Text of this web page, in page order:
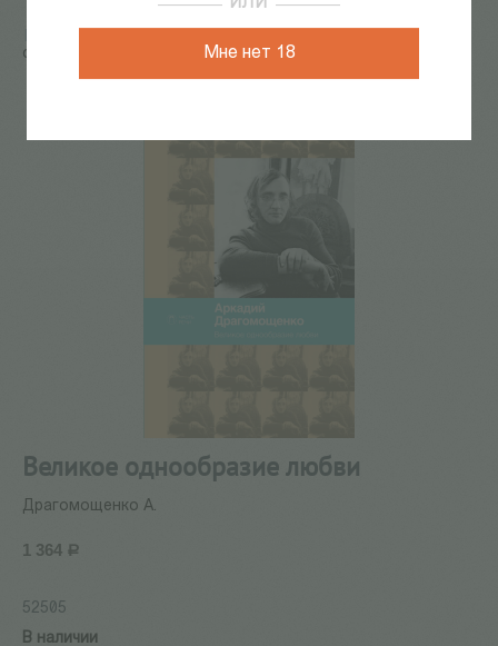
ИЛИ
Мне нет 18
однообразие любви
Великое однообразие любви
Драгомощенко А.
1 364 Р
52505
В наличии